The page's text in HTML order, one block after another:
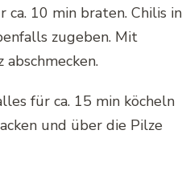
10 min braten. Chilis in
zugeben. Mit
für ca. 15 min köcheln
und über die Pilze